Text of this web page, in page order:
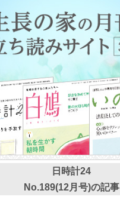
日時計24
No.189(12月号)の記事